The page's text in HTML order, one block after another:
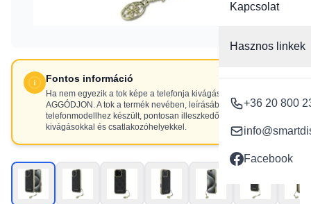
Kapcsolat
Hasznos linkek
+36 20 800
Facebook
Fontos információ
Ha nem egyezik a tok képe a telefonja kivágásaival, NE
AGGÓDJON. A tok a termék nevében, leírásában szereplő
telefonmodellhez készült, pontosan illeszkedő
kivágásokkal és csatlakozóhelyekkel.